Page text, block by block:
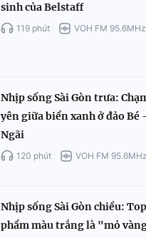
sinh của Belstaff
119 phút VOH FM 95.6MHz
Nhịp sống Sài Gòn trưa:
yên giữa biển xanh ở đảo Bé
Ngãi
120 phút VOH FM 95.6MHz
Nhịp sống Sài Gòn chiều:
phẩm màu trắng là "mỏ